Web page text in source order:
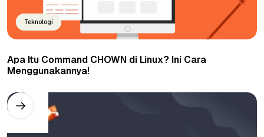
Teknologi
Apa Itu Command CHOWN di Linux? Ini Cara
Menggunakannya!